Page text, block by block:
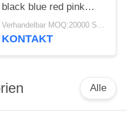
black blue red pink
green cap plastic and
metal
Verhandelbar MOQ:20000 Stück
KONTAKT
Alle